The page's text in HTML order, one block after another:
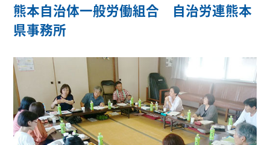
熊本自治体一般労働組合 自治労連熊本
県事務所